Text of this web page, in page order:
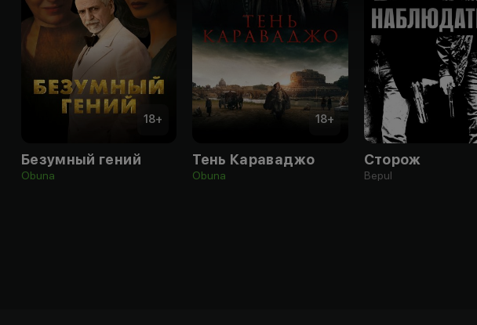
18+
Безумный гений
Obuna
18+
Тень Караваджо
Obuna
Сторож
Bepul